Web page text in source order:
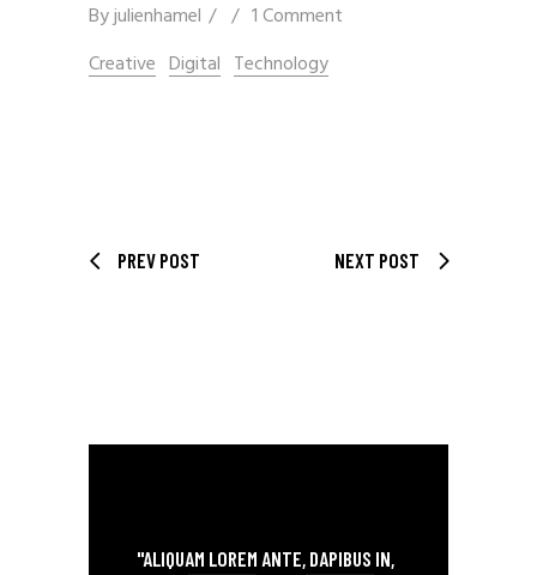
Byjulienhamel
1 Comment
Creative Digital Technology
PREV POST NEXT POST
"ALIQUAM LOREM ANTE, DAPIBUS IN,